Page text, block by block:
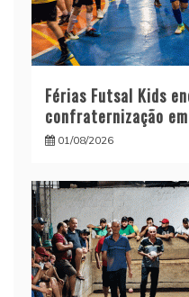
Férias Futsal Kids
confraternização
01/08/2026